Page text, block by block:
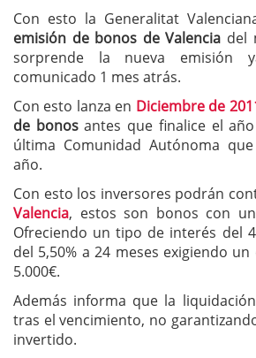
Con esto la Generalitat
emisión de bonos de Valencia del
sorprende la nueva emisión
comunicado 1 mes atrás.
Con esto lanza en Diciembre de
de bonosantes que finalice el
última Comunidad Autónoma
año.
Con esto los inversores podrán
Valencia, estos son bonos con
Ofreciendo un tipo de interés del
del 5,50% a 24 meses exigiendo
5.000€.
Además informa que la
tras el vencimiento, no
invertido.